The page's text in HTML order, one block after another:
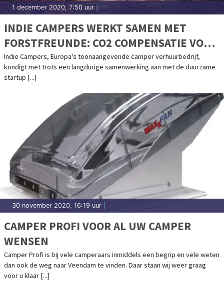
1 december 2020, 7:50 uur
INDIE CAMPERS WERKT SAMEN MET
FORSTFREUNDE: CO2 COMPENSATIE VOOR
JE ROADTRIP DOOR HET PLANTEN VAN
BOMEN
Indie Campers, Europa's toonaangevende camper verhuurbedrijf,
kondigt met trots een langdurige samenwerking aan met de duurzame
startup [...]
30 november 2020, 16:19 uur
CAMPER PROFI VOOR AL UW CAMPER
WENSEN
Camper Profi is bij vele camperaars inmiddels een begrip en vele weten
dan ook de weg naar Veendam te vinden. Daar staan wij weer graag
voor u klaar [...]